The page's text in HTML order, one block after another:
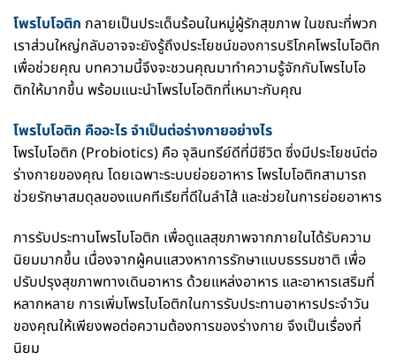
โพรไบโอติก กลายเป็นประเด็นร้อนในหมู่ผู้รักสุขภาพ ในขณะที่พวก
เราส่วนใหญ่กลับอาจจะยังรู้ถึงประโยชน์ของการบริโภคโพรไบโอติก
เพื่อช่วยคุณ บทความนี้จึงจะชวนคุณมาทำความรู้จักกับโพรไบโอ
ติกให้มากขึ้น พร้อมแนะนำโพรไบโอติกที่เหมาะกับคุณ
โพรไบโอติก คืออะไร จำเป็นต่อร่างกายอย่างไร
โพรไบโอติก (Probiotics) คือ จุลินทรีย์ดีที่มีชีวิต ซึ่งมีประโยชน์ต่อ
ร่างกายของคุณ โดยเฉพาะระบบย่อยอาหาร โพรไบโอติกสามารถ
ช่วยรักษาสมดุลของแบคทีเรียที่ดีในลำไส้ และช่วยในการย่อยอาหาร
การรับประทานโพรไบโอติก เพื่อดูแลสุขภาพจากภายในได้รับความ
นิยมมากขึ้น เนื่องจากผู้คนแสวงหาการรักษาแบบธรรมชาติ เพื่อ
ปรับปรุงสุขภาพทางเดินอาหาร ด้วยแหล่งอาหาร และอาหารเสริมที่
หลากหลาย การเพิ่มโพรไบโอติกในการรับประทานอาหารประจำวัน
ของคุณให้เพียงพอต่อความต้องการของร่างกาย จึงเป็นเรื่องที่
นิยม